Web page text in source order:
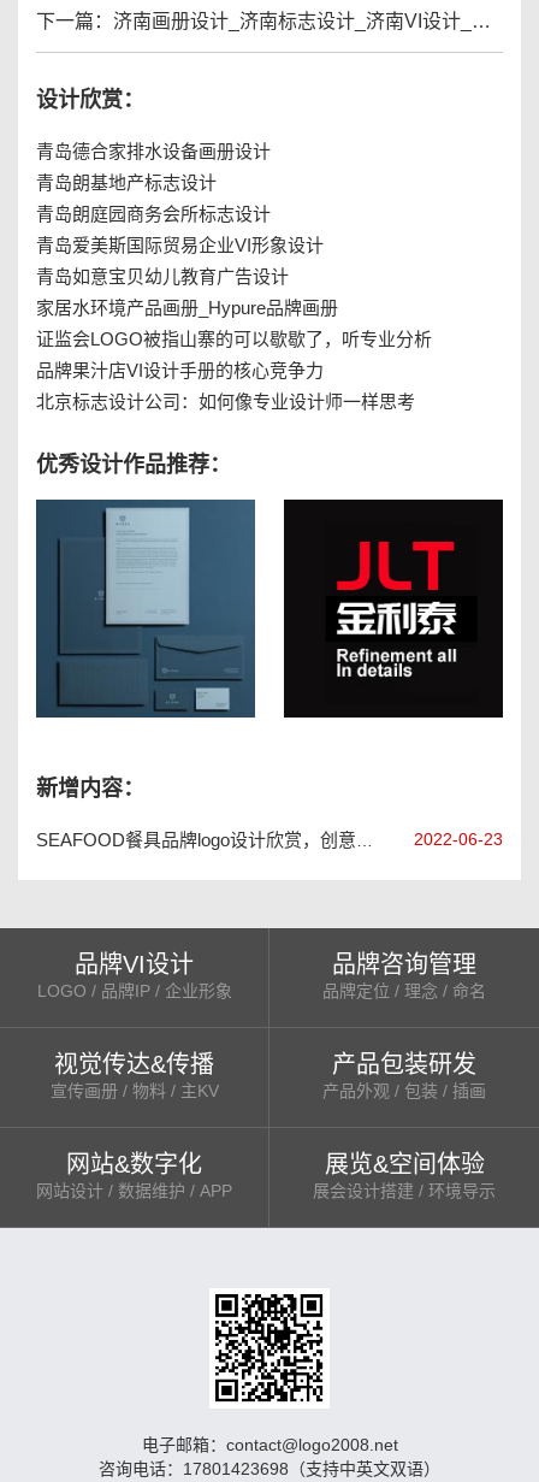
下一篇： 济南画册设计_济南标志设计_济南VI设计_广告商标设计公司
设计欣赏：
青岛德合家排水设备画册设计
青岛朗基地产标志设计
青岛朗庭园商务会所标志设计
青岛爱美斯国际贸易企业VI形象设计
青岛如意宝贝幼儿教育广告设计
家居水环境产品画册_Hypure品牌画册
证监会LOGO被指山寨的可以歇歇了，听专业分析
品牌果汁店VI设计手册的核心竞争力
北京标志设计公司：如何像专业设计师一样思考
优秀设计作品推荐：
西安艾丽碧丝冥想工作室的vi设计 大连金利泰洁具卫浴logo设计
新增内容：
2022-06-23
品牌VI设计
LOGO / 品牌IP / 企业形象
品牌咨询管理
品牌定位 / 理念 / 命名
视觉传达&传播
宣传画册 / 物料 / 主KV
产品包装研发
产品外观 / 包装 / 插画
网站&数字化
网站设计 / 数据维护 / APP
展览&空间体验
展会设计搭建 / 环境导示
电子邮箱：contact@logo2008.net
咨询电话：17801423698（支持中英文双语）